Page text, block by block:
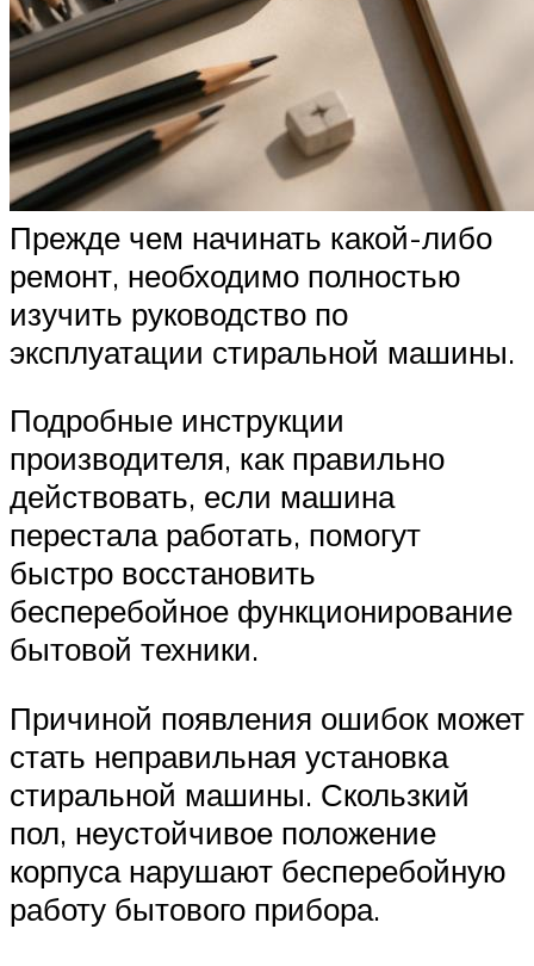
Прежде чем начинать какой-либо
ремонт, необходимо полностью
изучить руководство по
эксплуатации стиральной машины.
Подробные инструкции
производителя, как правильно
действовать, если машина
перестала работать, помогут
быстро восстановить
бесперебойное функционирование
бытовой техники.
Причиной появления ошибок может
стать неправильная установка
стиральной машины. Скользкий
пол, неустойчивое положение
корпуса нарушают бесперебойную
работу бытового прибора.